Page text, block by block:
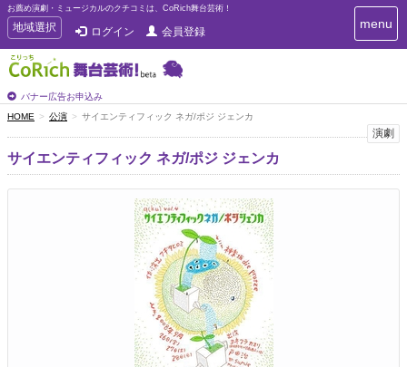
お薦め演劇・ミュージカルのクチコミは、CoRich舞台芸術！
T
o
g
g
e
n
a
v
i
地域選択 ログイン 会員登録
バナー広告お申込み
T
o
i
menu
HOME 公演 サイエンティフィック ネガ/ポジ ジェンカ
演劇
サイエンティフィック ネガ/ポジ ジェンカ